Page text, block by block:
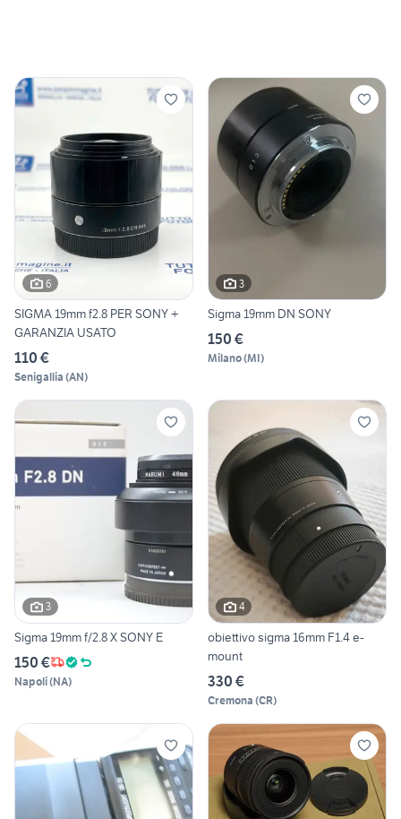
6
SIGMA 19mm f2.8 PER SONY +
GARANZIA USATO
110 €
Senigallia (AN)
3
Sigma 19mm DN SONY
150 €
Milano(MI)
3
Sigma 19mm f/2.8 X SONY E
150 €
Napoli(NA)
4
obiettivo sigma 16mm F1.4 e-
mount
330 €
Cremona (CR)